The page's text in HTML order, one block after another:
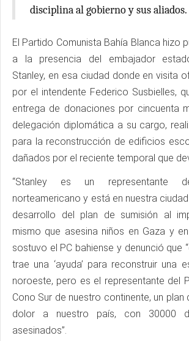
disciplina al gobierno y sus aliados.
El Partido Comunista Bahía Blanca hizo
a la presencia del embajador
Stanley, en esa ciudad donde en visita
por el intendente Federico Susbielles,
entrega de donaciones por cincuenta
delegación diplomática a su cargo,
para la reconstrucción de edificios
dañados por el reciente temporal que
“Stanley es un representante
norteamericano y está en nuestra
desarrollo del plan de sumisión al
mismo que asesina niños en Gaza y en
sostuvo el PC bahiense y denunció que
trae una ‘ayuda’ para reconstruir una
noroeste, pero es el representante del
Cono Sur de nuestro continente, un plan
dolor a nuestro país, con 30000
asesinados”.